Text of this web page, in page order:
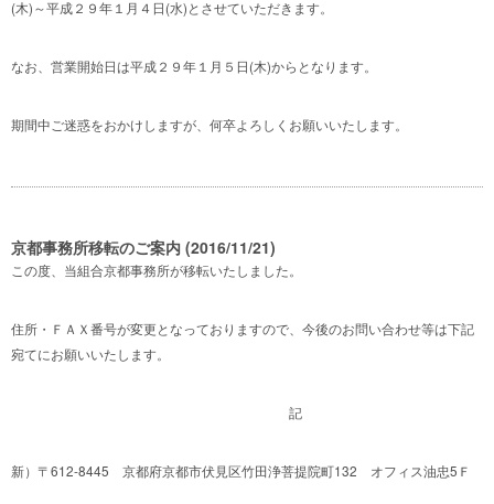
(木)～平成２９年１月４日(水)とさせていただきます。
なお、営業開始日は平成２９年１月５日(木)からとなります。
期間中ご迷惑をおかけしますが、何卒よろしくお願いいたします。
京都事務所移転のご案内 (2016/11/21)
この度、当組合京都事務所が移転いたしました。
住所・ＦＡＸ番号が変更となっておりますので、今後のお問い合わせ等は下記
宛てにお願いいたします。
記
新）〒612-8445 京都府京都市伏見区竹田浄菩提院町132 オフィス油忠5Ｆ